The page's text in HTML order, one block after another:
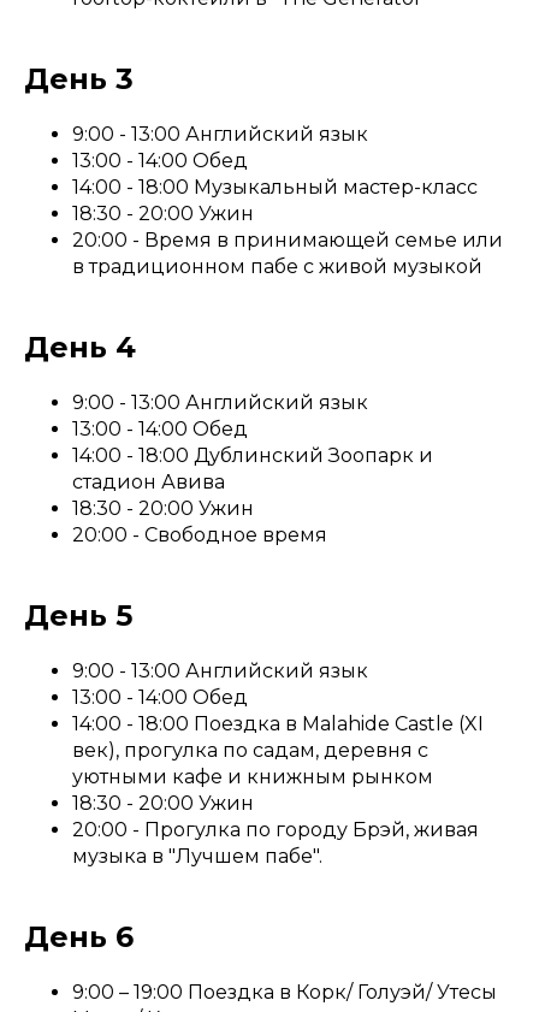
День 3
9:00 - 13:00 Английский язык
13:00 - 14:00 Обед
14:00 - 18:00 Музыкальный мастер-класс
18:30 - 20:00 Ужин
20:00 - Время в принимающей семье или
в традиционном пабе с живой музыкой
День 4
9:00 - 13:00 Английский язык
13:00 - 14:00 Обед
14:00 - 18:00 Дублинский Зоопарк и
стадион Авива
18:30 - 20:00 Ужин
20:00 - Свободное время
День 5
9:00 - 13:00 Английский язык
13:00 - 14:00 Обед
14:00 - 18:00 Поездка в Malahide Castle (XI
век), прогулка по садам, деревня с
уютными кафе и книжным рынком
18:30 - 20:00 Ужин
20:00 - Прогулка по городу Брэй, живая
музыка в "Лучшем пабе".
День 6
9:00 – 19:00 Поездка в Корк/ Голуэй/ Утесы